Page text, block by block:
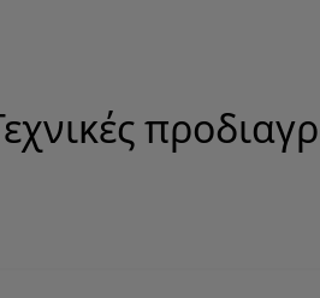
Τεχνικές